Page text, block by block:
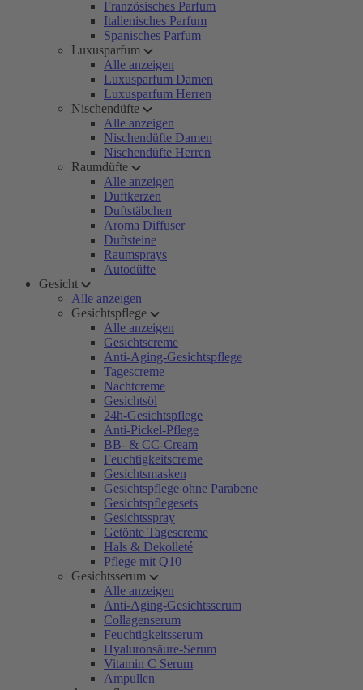
Französisches Parfum
Italienisches Parfum
Spanisches Parfum
Luxusparfum
Alle anzeigen
Luxusparfum Damen
Luxusparfum Herren
Nischendüfte
Alle anzeigen
Nischendüfte Damen
Nischendüfte Herren
Raumdüfte
Alle anzeigen
Duftkerzen
Duftstäbchen
Aroma Diffuser
Duftsteine
Raumsprays
Autodüfte
Gesicht
Alle anzeigen
Gesichtspflege
Alle anzeigen
Gesichtscreme
Anti-Aging-Gesichtspflege
Tagescreme
Nachtcreme
Gesichtsöl
24h-Gesichtspflege
Anti-Pickel-Pflege
BB- & CC-Cream
Feuchtigkeitscreme
Gesichtsmasken
Gesichtspflege ohne Parabene
Gesichtspflegesets
Gesichtsspray
Getönte Tagescreme
Hals & Dekolleté
Pflege mit Q10
Gesichtsserum
Alle anzeigen
Anti-Aging-Gesichtsserum
Collagenserum
Feuchtigkeitsserum
Hyaluronsäure-Serum
Vitamin C Serum
Ampullen